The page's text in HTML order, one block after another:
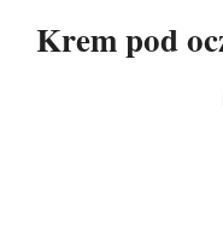
Krem pod